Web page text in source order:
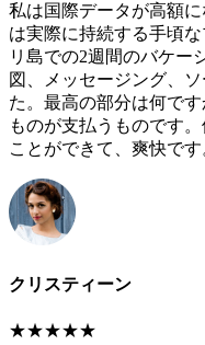
私は国際データが高額
は実際に持続する手頃
リ島での2週間のバケー
図、メッセージング、
た。最高の部分は何で
ものが支払うものです
ことができて、爽快です
クリスティーン
★★★★★